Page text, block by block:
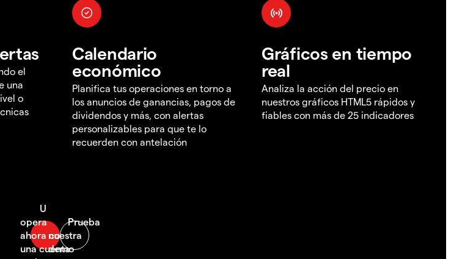
el
una
o
Calendario
económico
Planifica tus operaciones en torno a
los anuncios de ganancias, pagos de
dividendos y más, con alertas
personalizables para que te lo
recuerden con antelación
Gráficos en tiempo
real
Analiza la acción del precio en
nuestros gráficos HTML5 rápidos y
fiables con más de 25 indicadores